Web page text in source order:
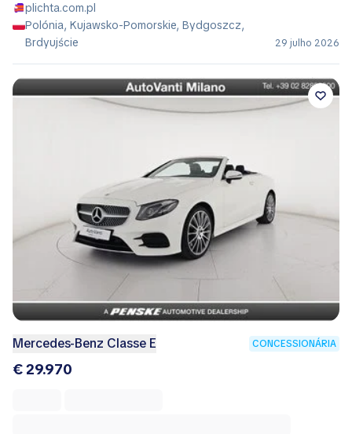
plichta.com.pl
Polónia, Kujawsko-Pomorskie, Bydgoszcz,
Brdyujście
29 julho 2026
Mercedes-Benz Classe E CONCESSIONÁRIA
€ 29.970